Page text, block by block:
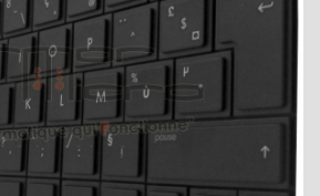
Open submenu
10
Open submenu
2
Open submenu
1
Open submenu